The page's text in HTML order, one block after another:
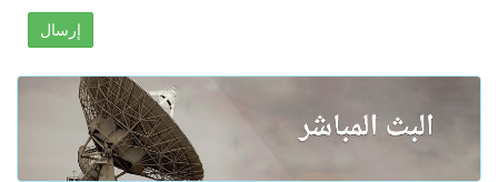
إرسال